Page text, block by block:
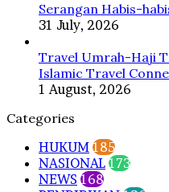
Serangan Habis-
31 July, 2026
Travel Umrah-Haji
Islamic Travel
1 August, 2026
Categories
HUKUM 185
NASIONAL 173
NEWS 168